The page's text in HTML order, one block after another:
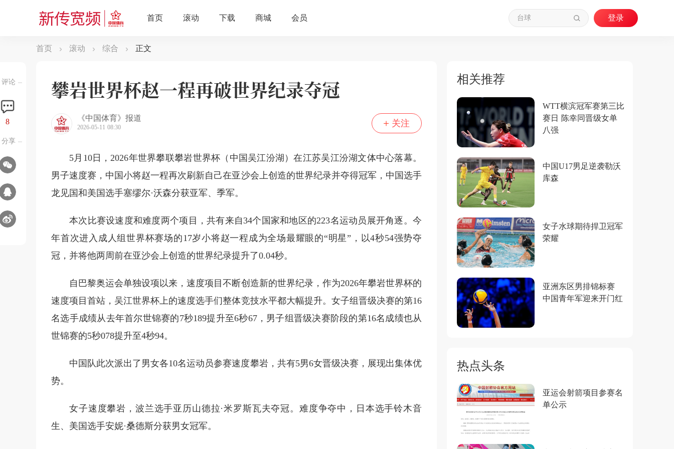
首页 滚动 综合 正文
评论
8
分享
攀岩世界杯赵一程再破世界纪录夺冠
《中国体育》报道
2026-05-11 08:30 关注
5月10日，2026年世界攀联攀岩世界杯（中国吴江汾湖）在江苏吴江汾湖文体中心落幕。
男子速度赛，中国小将赵一程再次刷新自己在亚沙会上创造的世界纪录并夺得冠军，中国选手
龙见国和美国选手塞缪尔·沃森分获亚军、季军。
本次比赛设速度和难度两个项目，共有来自34个国家和地区的223名运动员展开角逐。今
年首次进入成人组世界杯赛场的17岁小将赵一程成为全场最耀眼的“明星”，以4秒54强势夺
冠，并将他两周前在亚沙会上创造的世界纪录提升了0.04秒。
自巴黎奥运会单独设项以来，速度项目不断创造新的世界纪录，作为2026年攀岩世界杯的
速度项目首站，吴江世界杯上的速度选手们整体竞技水平都大幅提升。女子组晋级决赛的第16
名选手成绩从去年首尔世锦赛的7秒189提升至6秒67，男子组晋级决赛阶段的第16名成绩也从
世锦赛的5秒078提升至4秒94。
中国队此次派出了男女各10名运动员参赛速度攀岩，共有5男6女晋级决赛，展现出集体优
势。
女子速度攀岩，波兰选手亚历山德拉·米罗斯瓦夫夺冠。难度争夺中，日本选手铃木音
生、美国选手安妮·桑德斯分获男女冠军。
相关推荐
WTT横滨冠军赛第三比
赛日 陈幸同晋级女单
八强
中国U17男足逆袭勒沃
库森
女子水球期待捍卫冠军
荣耀
亚洲东区男排锦标赛
中国青年军迎来开门红
热点头条
亚运会射箭项目参赛名
单公示